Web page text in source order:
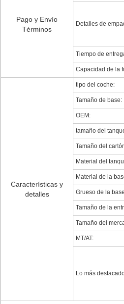
Pago y Envío
Términos
Detalles de
Tiempo de
Capacidad de la
Características y
detalles
tipo del coche:
Tamaño de base:
OEM:
tamaño del
Tamaño del
Material del
Material de la
Grueso de la
Tamaño de la
Tamaño del
MT/AT:
Lo más